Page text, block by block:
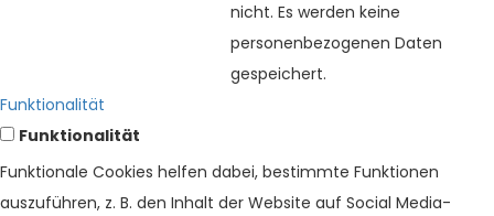
nicht. Es werden keine
personenbezogenen Daten
gespeichert.
Funktionalität
Funktionalität
Funktionale Cookies helfen dabei, bestimmte Funktionen
auszuführen, z. B. den Inhalt der Website auf Social Media-